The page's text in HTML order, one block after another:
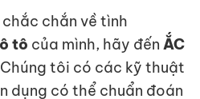
chắn về tình
tô của mình, hãy đến ẮC
Chúng tôi có các kỹ thuật
dụng có thể chuẩn đoán